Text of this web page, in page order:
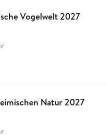
Vogelwelt 2027
Natur 2027